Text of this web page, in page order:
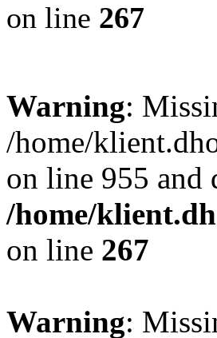
on line 267
Warning:
/home/
on line 955 and
/home/
on line 267
Warning: